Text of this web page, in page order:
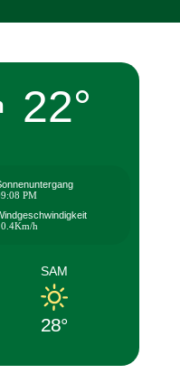
22°
PM
h
SAM
28°